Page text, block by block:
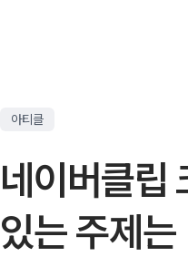
아티클
네이버클립
있는 주제는